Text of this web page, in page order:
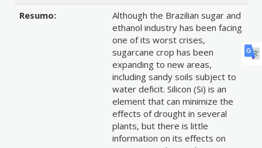
Resumo:
Although the Brazilian sugar and
ethanol industry has been facing
one of its worst crises,
sugarcane crop has been
expanding to new areas,
including sandy soils subject to
water deficit. Silicon (Si) is an
element that can minimize the
effects of drought in several
plants, but there is little
information on its effects on